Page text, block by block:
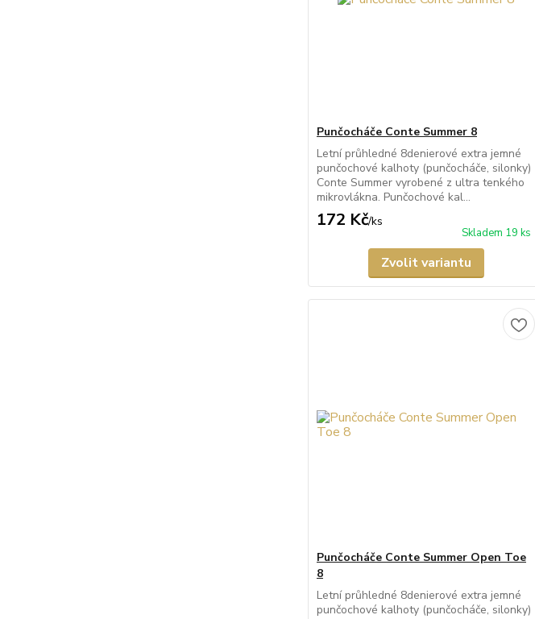
Punčocháče Conte Summer 8
Letní průhledné 8denierové extra jemné
punčochové kalhoty (punčocháče, silonky)
Conte Summer vyrobené z ultra tenkého
mikrovlákna. Punčochové kal...
172 Kč/ks
Skladem 19 ks
Zvolit variantu
Punčocháče Conte Summer Open Toe
8
Letní průhledné 8denierové extra jemné
punčochové kalhoty (punčocháče, silonky)